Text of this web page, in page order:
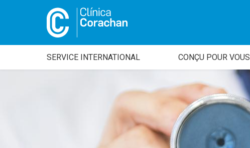
SERVICE INTERNATIONAL CONÇU POUR VOUS